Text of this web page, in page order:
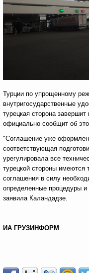
Турции по упрощенному
внутригосударственные
турецкая сторона
официально сообщит об
"Соглашение уже
соответствующая
урегулировала все
турецкой стороны имеются
соглашения в силу
определенные процедуры
заявила Каландадзе.
ИА ГРУЗИНФОРМ